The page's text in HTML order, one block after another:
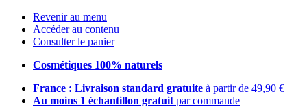
Revenir au menu
Accéder au contenu
Consulter le panier
Cosmétiques 100% naturels
France : Livraison standard gratuite à partir de 49,90 €
Au moins 1 échantillon gratuit par commande